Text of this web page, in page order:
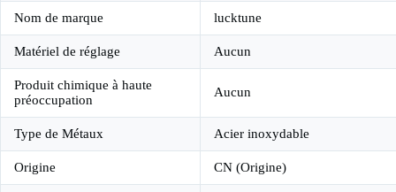
Nom de marque lucktune
Matériel de réglage Aucun
Produit chimique à haute
préoccupation
Aucun
Type de Métaux Acier inoxydable
Origine CN (Origine)